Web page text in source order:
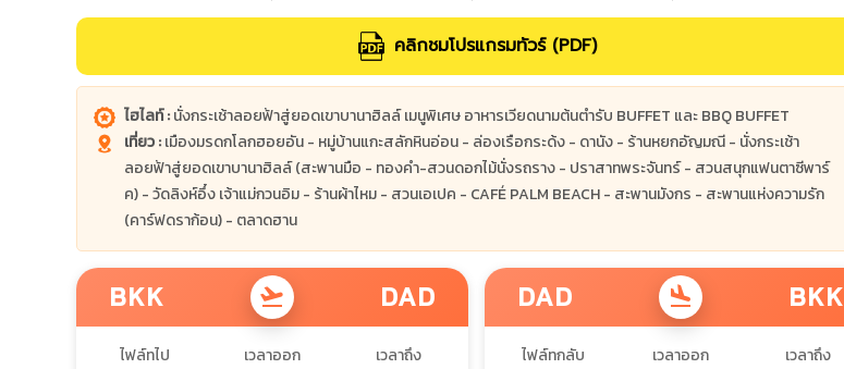
คลิกชมโปรแกรมทัวร์ (PDF)
ไฮไลท์ :นั่งกระเช้าลอยฟ้าสู่ยอดเขาบานาฮิลล์ เมนูพิเศษ อาหารเวียดนามต้นตำรับ BUFFET และ BBQ BUFFET
เที่ยว :เมืองมรดกโลกฮอยอัน - หมู่บ้านแกะสลักหินอ่อน - ล่องเรือกระด้ง - ดานัง - ร้านหยกอัญมณี - นั่งกระเช้า
ลอยฟ้าสู่ยอดเขาบานาฮิลล์ (สะพานมือ - ทองคำ-สวนดอกไม้นั่งรถราง - ปราสาทพระจันทร์ - สวนสนุกแฟนตาซีพาร์
ค) - วัดลิงห์อึ๋ง เจ้าแม่กวนอิม - ร้านผ้าไหม - สวนเอเปค - CAFÉ PALM BEACH - สะพานมังกร - สะพานแห่งความรัก
(คาร์ฟดราก้อน) - ตลาดฮาน
BKK flight_takeoff DAD
ไฟล์ทไป เวลาออก เวลาถึง
DAD flight_land BKK
ไฟล์ทกลับ เวลาออก เวลาถึง